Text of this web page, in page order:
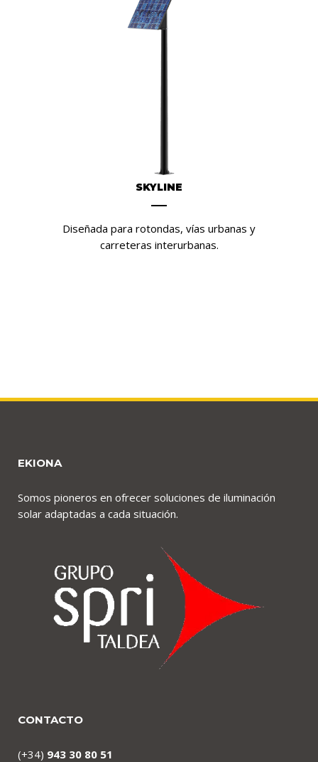
SKYLINE
Diseñada para rotondas, vías urbanas y
carreteras interurbanas.
EKIONA
Somos pioneros en ofrecer soluciones de iluminación
solar adaptadas a cada situación.
CONTACTO
(+34) 943 30 80 51